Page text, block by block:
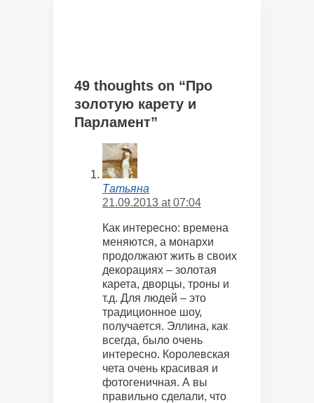
49 thoughts on “Про
золотую карету и
Парламент”
Татьяна
21.09.2013 at 07:04
Как интересно: времена
меняются, а монархи
продолжают жить в своих
декорациях – золотая
карета, дворцы, троны и
т.д. Для людей – это
традиционное шоу,
получается. Эллина, как
всегда, было очень
интересно. Королевская
чета очень красивая и
фотогеничная. А вы
правильно сделали, что